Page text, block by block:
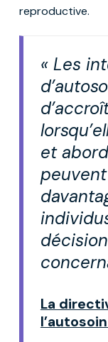
reproductive.
« Les
et
La